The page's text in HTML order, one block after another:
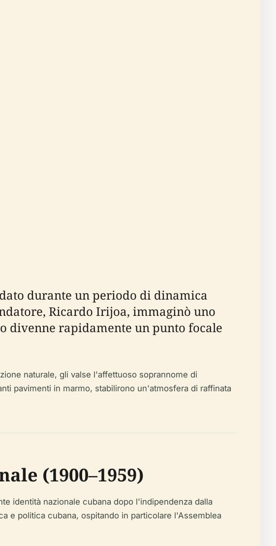
durante un periodo di dinamica
Ricardo Irijoa, immaginò uno
divenne rapidamente un punto focale
naturale, gli valse l'affettuoso soprannome di
pavimenti in marmo, stabilirono un'atmosfera di raffinata
(1900–1959)
identità nazionale cubana dopo l'indipendenza dalla
e politica cubana, ospitando in particolare l'Assemblea